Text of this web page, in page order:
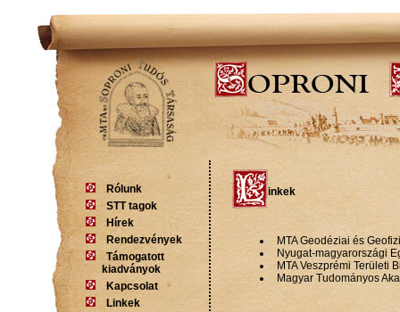
inkek
MTA Geodéziai és
Nyugat-magyarországi
MTA Veszprémi Területi
Magyar Tudományos
Rólunk
STT tagok
Hírek
Rendezvények
Támogatott
kiadványok
Kapcsolat
Linkek